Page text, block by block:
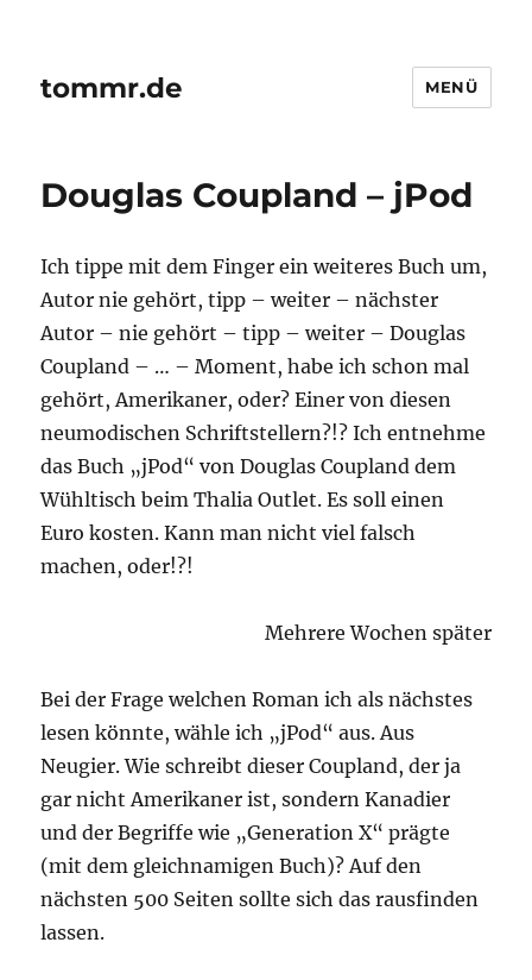
tommr.de MENÜ
Douglas Coupland – jPod
Ich tippe mit dem Finger ein weiteres Buch um,
Autor nie gehört, tipp – weiter – nächster
Autor – nie gehört – tipp – weiter – Douglas
Coupland – … – Moment, habe ich schon mal
gehört, Amerikaner, oder? Einer von diesen
neumodischen Schriftstellern?!? Ich entnehme
das Buch „jPod“ von Douglas Coupland dem
Wühltisch beim Thalia Outlet. Es soll einen
Euro kosten. Kann man nicht viel falsch
machen, oder!?!
Mehrere Wochen später
Bei der Frage welchen Roman ich als nächstes
lesen könnte, wähle ich „jPod“ aus. Aus
Neugier. Wie schreibt dieser Coupland, der ja
gar nicht Amerikaner ist, sondern Kanadier
und der Begriffe wie „Generation X“ prägte
(mit dem gleichnamigen Buch)? Auf den
nächsten 500 Seiten sollte sich das rausfinden
lassen.